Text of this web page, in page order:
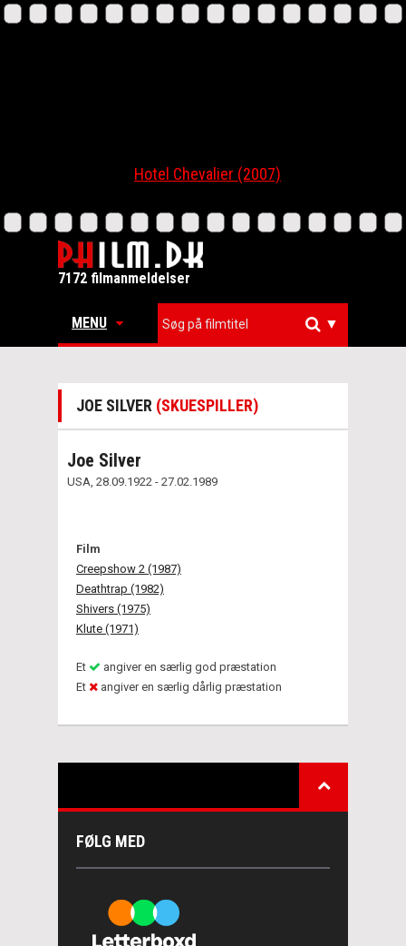
Hotel Chevalier (2007)
7172 filmanmeldelser
MENU ▼
JOE SILVER (SKUESPILLER)
Joe Silver
USA, 28.09.1922 - 27.02.1989
Film
Creepshow 2 (1987)
Deathtrap (1982)
Shivers (1975)
Klute (1971)
Et
angiver en særlig god præstation
Et
angiver en særlig dårlig præstation
FØLG MED